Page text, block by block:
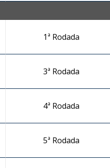
1ª Rodada
3ª Rodada
4ª Rodada
5ª Rodada